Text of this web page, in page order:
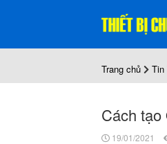
Trang chủ Tin
Cách
19/01/2021